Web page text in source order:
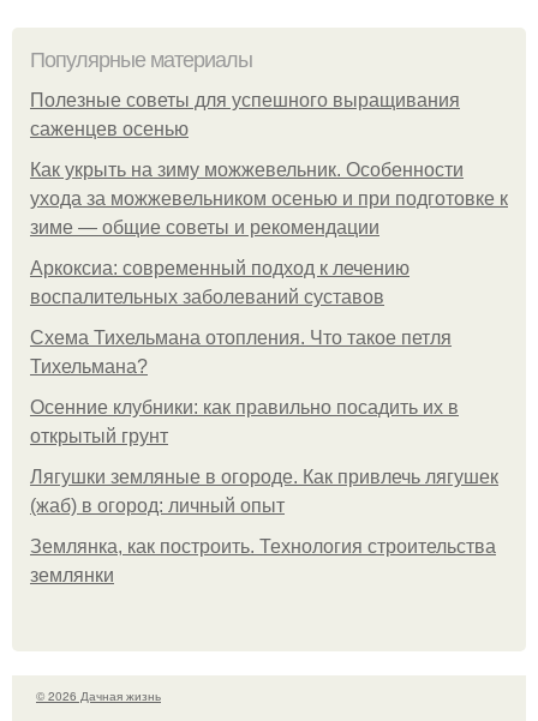
Популярные материалы
Полезные советы для успешного выращивания
саженцев осенью
Как укрыть на зиму можжевельник. Особенности
ухода за можжевельником осенью и при подготовке к
зиме — общие советы и рекомендации
Аркоксиа: современный подход к лечению
воспалительных заболеваний суставов
Схема Тихельмана отопления. Что такое петля
Тихельмана?
Осенние клубники: как правильно посадить их в
открытый грунт
Лягушки земляные в огороде. Как привлечь лягушек
(жаб) в огород: личный опыт
Землянка, как построить. Технология строительства
землянки
© 2026 Дачная жизнь